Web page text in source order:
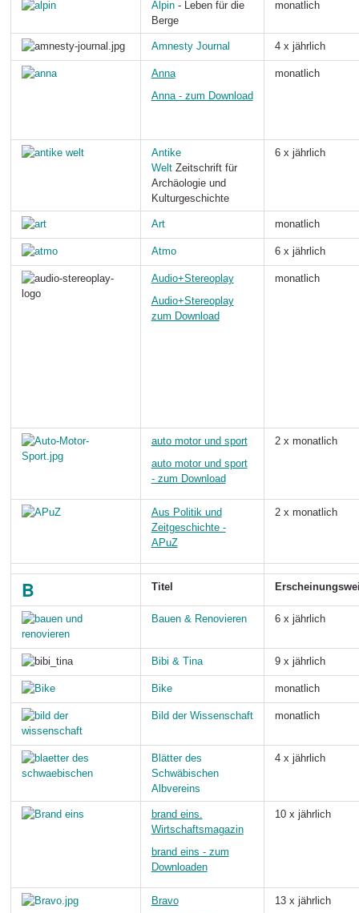
Alpin- Leben für die
Berge
monatlich
Amnesty Journal 4 x jährlich
Anna
Anna - zum Download
monatlich
Antike
WeltZeitschrift für
Archäologie und
Kulturgeschichte
6 x jährlich
Art monatlich
Atmo 6 x jährlich
Audio+Stereoplay
Audio+Stereoplay
zum Download
monatlich
auto motor und sport
auto motor und sport
- zum Download
2 x monatlich
Aus Politik und
Zeitgeschichte -
APuZ
2 x monatlich
B Titel
Bauen & Renovieren 6 x jährlich
Bibi & Tina 9 x jährlich
Bike monatlich
Bild der Wissenschaft monatlich
Blätter des
Schwäbischen
Albvereins
4 x jährlich
brand eins.
Wirtschaftsmagazin
brand eins - zum
Downloaden
10 x jährlich
Bravo
13 x jährlich